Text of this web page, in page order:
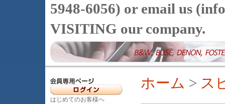
5948-6056) or email us
VISITING our company.
はじめてのお客様へ
ホーム > ス